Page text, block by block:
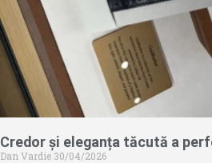
Credor și eleganța tăcută a
Dan Vardie 30/04/2026